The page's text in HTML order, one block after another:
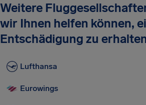
Weitere
wir Ihnen helfen können,
Entschädigung zu
Lufthansa
Eurowings